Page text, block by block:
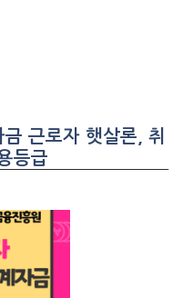
근로자 햇살론, 취
등급